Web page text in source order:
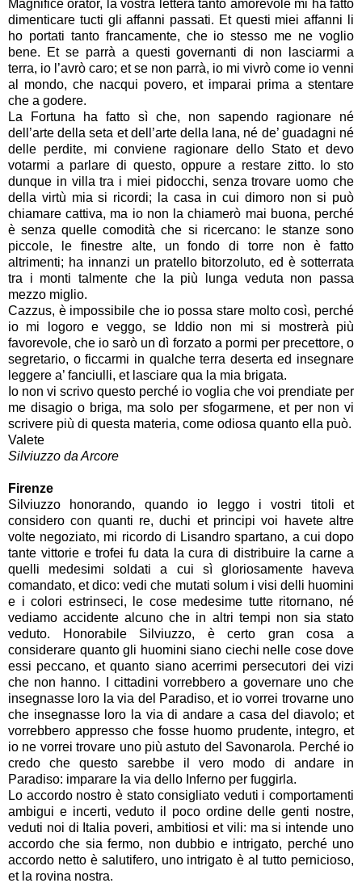
Magnifice orator, la vostra lettera tanto amorevole mi ha fatto
dimenticare tucti gli affanni passati. Et questi miei affanni li
ho portati tanto francamente, che io stesso me ne voglio
bene. Et se parrà a questi governanti di non lasciarmi a
terra, io l’avrò caro; et se non parrà, io mi vivrò come io venni
al mondo, che nacqui povero, et imparai prima a stentare
che a godere.
La Fortuna ha fatto sì che, non sapendo ragionare né
dell’arte della seta et dell’arte della lana, né de’ guadagni né
delle perdite, mi conviene ragionare dello Stato et devo
votarmi a parlare di questo, oppure a restare zitto. Io sto
dunque in villa tra i miei pidocchi, senza trovare uomo che
della virtù mia si ricordi; la casa in cui dimoro non si può
chiamare cattiva, ma io non la chiamerò mai buona, perché
è senza quelle comodità che si ricercano: le stanze sono
piccole, le finestre alte, un fondo di torre non è fatto
altrimenti; ha innanzi un pratello bitorzoluto, ed è sotterrata
tra i monti talmente che la più lunga veduta non passa
mezzo miglio.
Cazzus, è impossibile che io possa stare molto così, perché
io mi logoro e veggo, se Iddio non mi si mostrerà più
favorevole, che io sarò un dì forzato a pormi per precettore, o
segretario, o ficcarmi in qualche terra deserta ed insegnare
leggere a’ fanciulli, et lasciare qua la mia brigata.
Io non vi scrivo questo perché io voglia che voi prendiate per
me disagio o briga, ma solo per sfogarmene, et per non vi
scrivere più di questa materia, come odiosa quanto ella può.
Valete
Silviuzzo da Arcore
Firenze
Silviuzzo honorando, quando io leggo i vostri titoli et
considero con quanti re, duchi et principi voi havete altre
volte negoziato, mi ricordo di Lisandro spartano, a cui dopo
tante vittorie e trofei fu data la cura di distribuire la carne a
quelli medesimi soldati a cui sì gloriosamente haveva
comandato, et dico: vedi che mutati solum i visi delli huomini
e i colori estrinseci, le cose medesime tutte ritornano, né
vediamo accidente alcuno che in altri tempi non sia stato
veduto. Honorabile Silviuzzo, è certo gran cosa a
considerare quanto gli huomini siano ciechi nelle cose dove
essi peccano, et quanto siano acerrimi persecutori dei vizi
che non hanno. I cittadini vorrebbero a governare uno che
insegnasse loro la via del Paradiso, et io vorrei trovarne uno
che insegnasse loro la via di andare a casa del diavolo; et
vorrebbero appresso che fosse huomo prudente, integro, et
io ne vorrei trovare uno più astuto del Savonarola. Perché io
credo che questo sarebbe il vero modo di andare in
Paradiso: imparare la via dello Inferno per fuggirla.
Lo accordo nostro è stato consigliato veduti i comportamenti
ambigui e incerti, veduto il poco ordine delle genti nostre,
veduti noi di Italia poveri, ambitiosi et vili: ma si intende uno
accordo che sia fermo, non dubbio e intrigato, perché uno
accordo netto è salutifero, uno intrigato è al tutto pernicioso,
et la rovina nostra.